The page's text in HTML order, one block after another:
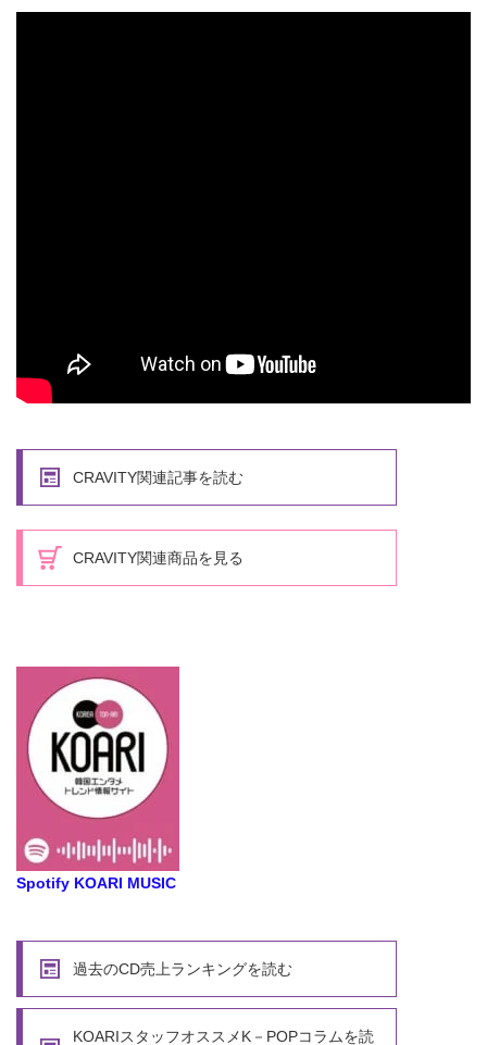
CRAVITY関連記事を読む
CRAVITY関連商品を見る
Spotify KOARI MUSIC
過去のCD売上ランキングを読む
KOARIスタッフオススメK－POPコラムを読